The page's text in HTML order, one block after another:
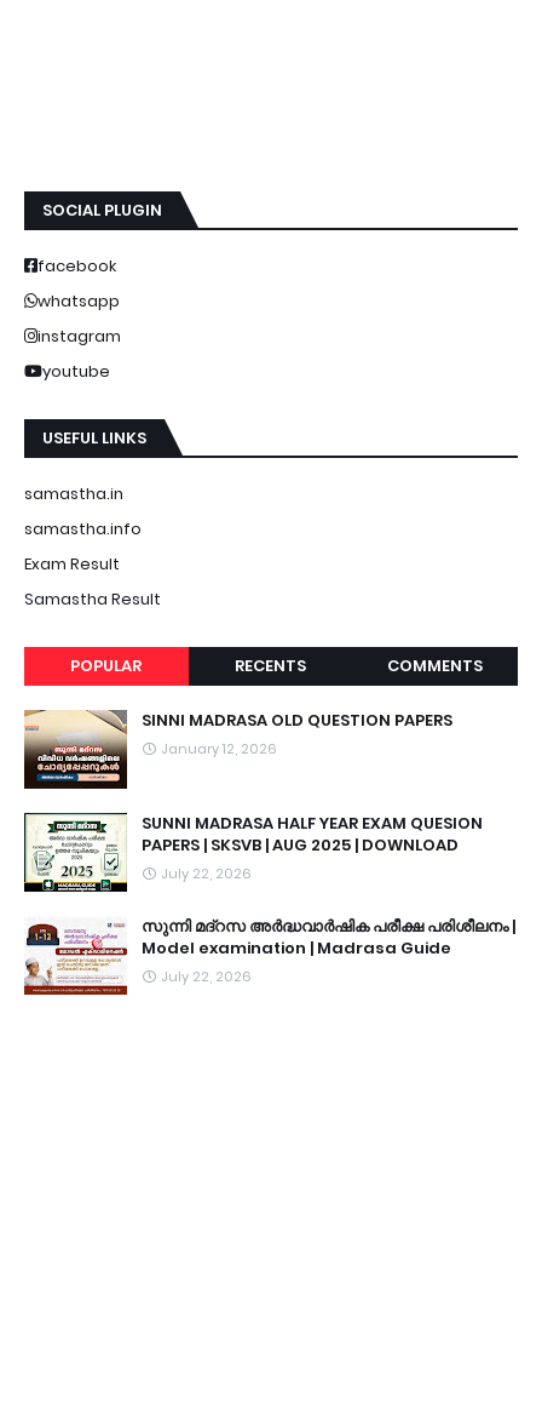
SOCIAL PLUGIN
facebook
whatsapp
instagram
youtube
USEFUL LINKS
samastha.in
samastha.info
Exam Result
Samastha Result
POPULAR RECENTS COMMENTS
SINNI MADRASA OLD QUESTION PAPERS
January 12, 2026
SUNNI MADRASA HALF YEAR EXAM QUESION
PAPERS | SKSVB | AUG 2025 | DOWNLOAD
July 22, 2026
സുന്നി മദ്റസ അർദ്ധവാർഷിക പരീക്ഷ പരിശീലനം |
Model examination | Madrasa Guide
July 22, 2026